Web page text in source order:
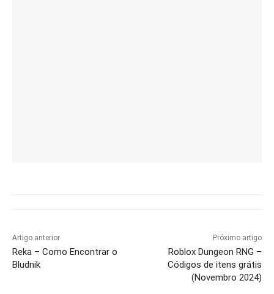
Artigo anterior
Reka – Como Encontrar o
Bludnik
Próximo artigo
Roblox Dungeon RNG –
Códigos de itens grátis
(Novembro 2024)